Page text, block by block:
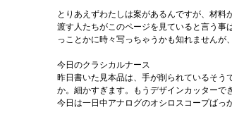
とりあえずわたしは案があるんですが、材料
渡す人たちがこのページを見ていると言う事
っことかに時々写っちゃうかも知れませんが
今日のクラシカルナース
昨日書いた見本品は、手が削られているそ
か。細かすぎます。もうデザインカッターで
今日は一日中アナログのオシロスコープばっ